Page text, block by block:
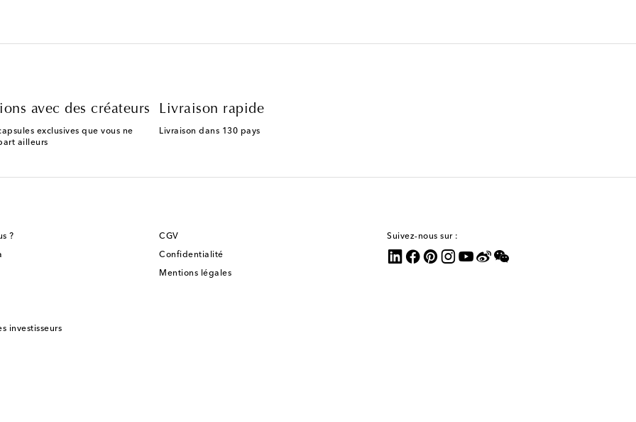
avec des créateurs
exclusives que vous ne
ailleurs
Livraison rapide
Livraison dans 130 pays
?
investisseurs
CGV
Confidentialité
Mentions légales
Suivez-nous sur :